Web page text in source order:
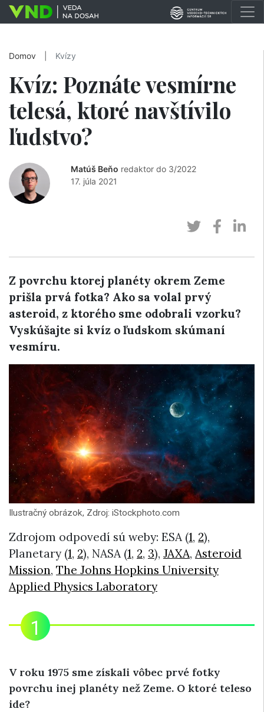
Domov Kvízy
Kvíz: Poznáte vesmírne
telesá, ktoré navštívilo
ľudstvo?
Matúš Beňo redaktor do 3/2022
17. júla 2021
Z povrchu ktorej planéty okrem Zeme
prišla prvá fotka? Ako sa volal prvý
asteroid, z ktorého sme odobrali vzorku?
Vyskúšajte si kvíz o ľudskom skúmaní
vesmíru.
Ilustračný obrázok, Zdroj: iStockphoto.com
Zdrojom odpovedí sú weby: ESA (1, 2),
Planetary (1, 2), NASA (1, 2, 3), JAXA, Asteroid
Mission, The Johns Hopkins University
Applied Physics Laboratory
V roku 1975 sme získali vôbec prvé fotky
povrchu inej planéty než Zeme. O ktoré teleso
ide?